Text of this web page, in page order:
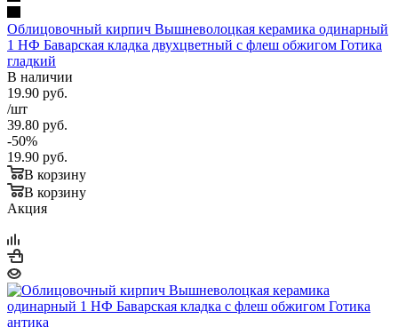
Облицовочный кирпич Вышневолоцкая керамика одинарный
1 НФ Баварская кладка двухцветный с флеш обжигом Готика
гладкий
В наличии
19.90 руб.
/шт
39.80 руб.
-50%
19.90 руб.
В корзину
В корзину
Акция